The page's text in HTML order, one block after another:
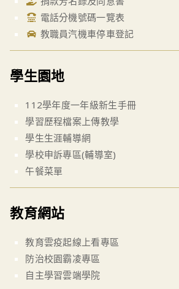
電話分機號碼一覽表
教職員汽機車停車登記
學生園地
112學年度一年級新生手冊
學習歷程檔案上傳教學
學生生涯輔導網
學校申訴專區(輔導室)
午餐菜單
教育網站
教育雲疫起線上看專區
防治校園霸凌專區
自主學習雲端學院